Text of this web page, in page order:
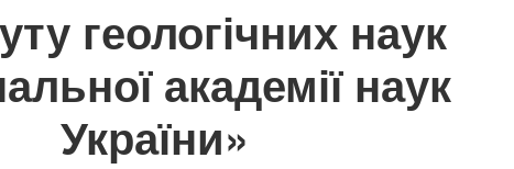
геологічних наук
академії наук
України»